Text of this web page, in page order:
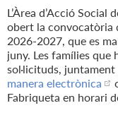
L’Àrea d’Acció Social
obert la convocatòria
2026-2027, que es
juny. Les famílies que
sol·licituds,
manera electrònica
Fabriqueta en horari